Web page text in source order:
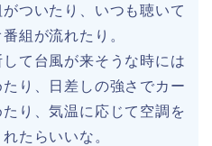
ついたり、いつも聴いて
組が流れたり。
て台風が来そうな時には
り、日差しの強さでカー
り、気温に応じて空調を
たらいいな。